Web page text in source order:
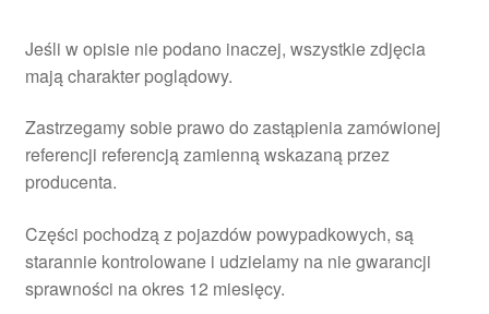
Jeśli w opisie nie podano inaczej, wszystkie zdjęcia
mają charakter poglądowy.
Zastrzegamy sobie prawo do zastąpienia zamówionej
referencji referencją zamienną wskazaną przez
producenta.
Części pochodzą z pojazdów powypadkowych, są
starannie kontrolowane i udzielamy na nie gwarancji
sprawności na okres 12 miesięcy.